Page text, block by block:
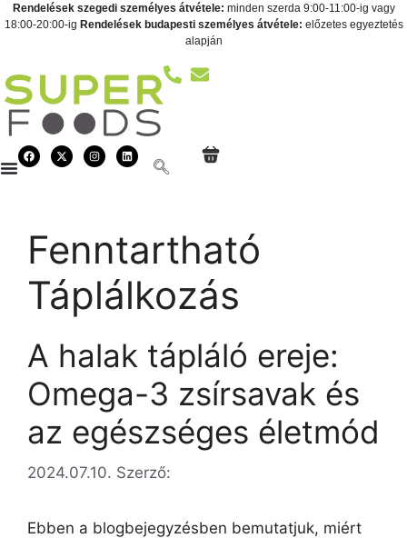
Rendelések szegedi személyes átvétele: minden szerda 9:00-11:00-ig vagy
18:00-20:00-ig Rendelések budapesti személyes átvétele: előzetes egyeztetés
alapján
Fenntartható
Táplálkozás
A halak tápláló ereje:
Omega-3 zsírsavak és
az egészséges életmód
2024.07.10. Szerző:
Ebben a blogbejegyzésben bemutatjuk, miért